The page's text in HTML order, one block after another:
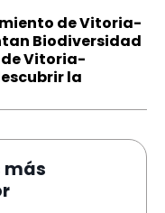
de Vitoria-
Biodiversidad
de Vitoria-
la
más